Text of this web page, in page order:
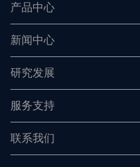
产品中心
新闻中心
研究发展
服务支持
联系我们